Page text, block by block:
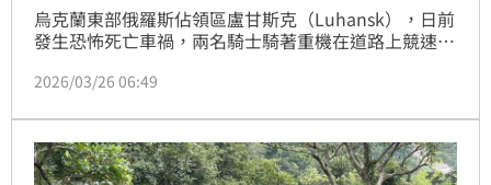
烏克蘭東部俄羅斯佔領區盧甘斯克（Luhansk），日前
發生恐怖死亡車禍，兩名騎士騎著重機在道路上競速，
擊經過，速度幾乎快到只剩殘影，撞擊當下，宛如被砲
名女乘客受困，送醫無大礙，恐怖畫面，在網路上遭瘋
傳。
2026/03/26 06:49